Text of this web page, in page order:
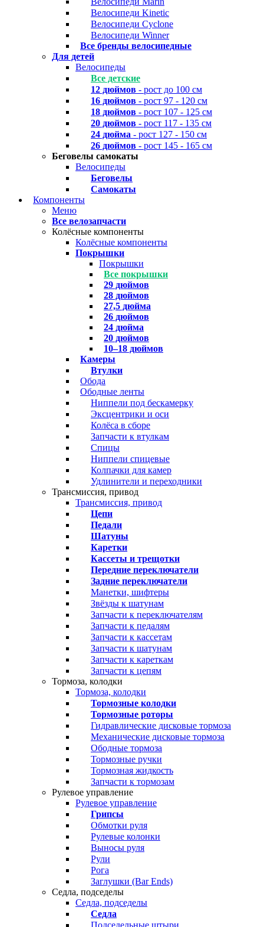
Велосипеди Kinetic
Велосипеди Cyclone
Велосипеди Winner
Все бренды велосипедные
Для детей
Велосипеды
Все детские
12 дюймов - рост до 100 см
16 дюймов - рост 97 - 120 см
18 дюймов - рост 107 - 125 см
20 дюймов - рост 117 - 135 см
24 дюйма - рост 127 - 150 см
26 дюймов - рост 145 - 165 см
Беговелы самокаты
Велосипеды
Беговелы
Самокаты
Компоненты
Меню
Все велозапчасти
Колёсные компоненты
Колёсные компоненты
Покрышки
Покрышки
Все покрышки
29 дюймов
28 дюймов
27,5 дюйма
26 дюймов
24 дюйма
20 дюймов
10–18 дюймов
Камеры
Втулки
Обода
Ободные ленты
Ниппели под бескамерку
Эксцентрики и оси
Колёса в сборе
Запчасти к втулкам
Спицы
Ниппели спицевые
Колпачки для камер
Удлинители и переходники
Трансмиссия, привод
Трансмиссия, привод
Цепи
Педали
Шатуны
Каретки
Кассеты и трещотки
Передние переключатели
Задние переключатели
Манетки, шифтеры
Звёзды к шатунам
Запчасти к переключателям
Запчасти к педалям
Запчасти к кассетам
Запчасти к шатунам
Запчасти к кареткам
Запчасти к цепям
Тормоза, колодки
Тормоза, колодки
Тормозные колодки
Тормозные роторы
Гидравлические дисковые тормоза
Механические дисковые тормоза
Ободные тормоза
Тормозные ручки
Тормозная жидкость
Запчасти к тормозам
Рулевое управление
Рулевое управление
Грипсы
Обмотки руля
Рулевые колонки
Выносы руля
Рули
Рога
Заглушки (Bar Ends)
Седла, подседелы
Седла, подседелы
Седла
Подседельные штыри